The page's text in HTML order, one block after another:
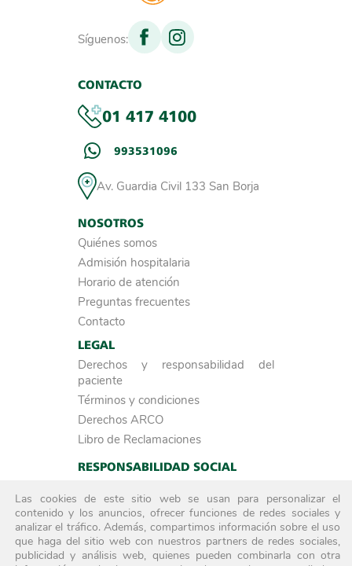
Síguenos:
CONTACTO
01 417 4100
993531096
Av. Guardia Civil 133 San Borja
NOSOTROS
Quiénes somos
Admisión hospitalaria
Horario de atención
Preguntas frecuentes
Contacto
LEGAL
Derechos y responsabilidad del
paciente
Términos y condiciones
Derechos ARCO
Libro de Reclamaciones
RESPONSABILIDAD SOCIAL
ACREDITADOS POR
Las cookies de este sitio web se usan para personalizar el
contenido y los anuncios, ofrecer funciones de redes sociales y
analizar el tráfico. Además, compartimos información sobre el uso
que haga del sitio web con nuestros partners de redes sociales,
publicidad y análisis web, quienes pueden combinarla con otra